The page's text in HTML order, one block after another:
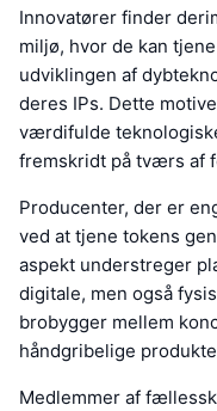
Innovatører finder
miljø, hvor de kan
udviklingen af
deres IPs. Dette
værdifulde
fremskridt på tværs af
Producenter, der er
ved at tjene tokens
aspekt understreger
digitale, men også
brobygger mellem
håndgribelige
Medlemmer af